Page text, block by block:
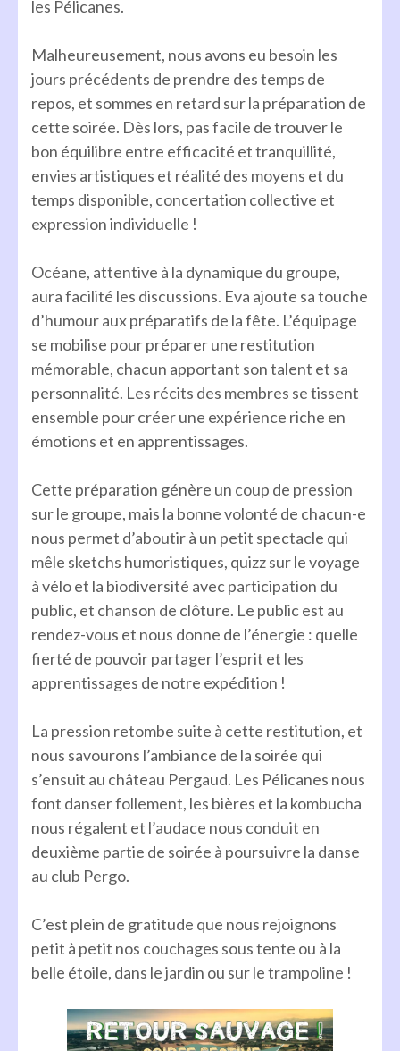
les Pélicanes.
Malheureusement, nous avons eu besoin les
jours précédents de prendre des temps de
repos, et sommes en retard sur la préparation de
cette soirée. Dès lors, pas facile de trouver le
bon équilibre entre efficacité et tranquillité,
envies artistiques et réalité des moyens et du
temps disponible, concertation collective et
expression individuelle !
Océane, attentive à la dynamique du groupe,
aura facilité les discussions. Eva ajoute sa touche
d’humour aux préparatifs de la fête. L’équipage
se mobilise pour préparer une restitution
mémorable, chacun apportant son talent et sa
personnalité. Les récits des membres se tissent
ensemble pour créer une expérience riche en
émotions et en apprentissages.
Cette préparation génère un coup de pression
sur le groupe, mais la bonne volonté de chacun-e
nous permet d’aboutir à un petit spectacle qui
mêle sketchs humoristiques, quizz sur le voyage
à vélo et la biodiversité avec participation du
public, et chanson de clôture. Le public est au
rendez-vous et nous donne de l’énergie : quelle
fierté de pouvoir partager l’esprit et les
apprentissages de notre expédition !
La pression retombe suite à cette restitution, et
nous savourons l’ambiance de la soirée qui
s’ensuit au château Pergaud. Les Pélicanes nous
font danser follement, les bières et la kombucha
nous régalent et l’audace nous conduit en
deuxième partie de soirée à poursuivre la danse
au club Pergo.
C’est plein de gratitude que nous rejoignons
petit à petit nos couchages sous tente ou à la
belle étoile, dans le jardin ou sur le trampoline !